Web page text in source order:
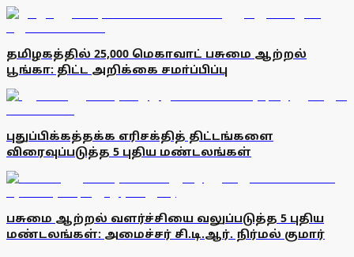
தமிழகத்தில் 25,000 மெகாவாட் பசுமை ஆற்றல்
பூங்கா: திட்ட அறிக்கை சமா்ப்பிப்பு
புதுப்பிக்கத்தக்க எரிசக்தித் திட்டங்களை
விரைவுப்படுத்த 5 புதிய மண்டலங்கள்
பசுமை ஆற்றல் வளர்ச்சியை வலுப்படுத்த 5 புதிய
மண்டலங்கள்: அமைச்சர் சி.டி.ஆர். நிர்மல் குமார்